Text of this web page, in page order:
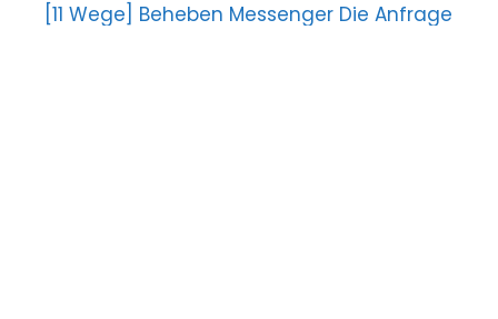
[11 Wege] Beheben Messenger Die Anfrage